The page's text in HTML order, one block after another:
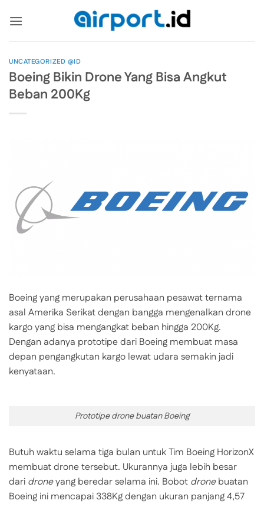
UNCATEGORIZED @ID
Boeing Bikin Drone Yang Bisa Angkut
Beban 200Kg
Boeing yang merupakan perusahaan pesawat ternama
asal Amerika Serikat dengan bangga mengenalkan drone
kargo yang bisa mengangkat beban hingga 200Kg.
Dengan adanya prototipe dari Boeing membuat masa
depan pengangkutan kargo lewat udara semakin jadi
kenyataan.
Prototipe drone buatan Boeing
Butuh waktu selama tiga bulan untuk Tim Boeing HorizonX
membuat drone tersebut. Ukurannya juga lebih besar
dari droneyang beredar selama ini. Bobot dronebuatan
Boeing ini mencapai 338Kg dengan ukuran panjang 4,57